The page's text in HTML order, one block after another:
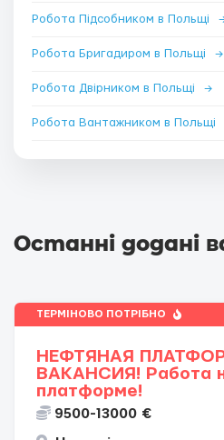
Робота Підсобником в Польщі
Робота Бригадиром в Польщі →
Робота Двірником в Польщі →
Робота Вантажником в Польщі
Останні додані
ТЕРМІНОВО ПОТРІБНО
НЕФТЯНАЯ
ВАКАНСИЯ! Работа
платформе!
9500-13000 €